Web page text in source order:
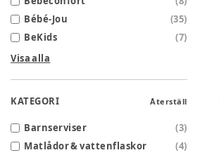
Bébé-Jou
(35)
BeKids
(7)
Visa alla
KATEGORI Återställ
Barnserviser (3)
Matlådor & vattenflaskor
(4)